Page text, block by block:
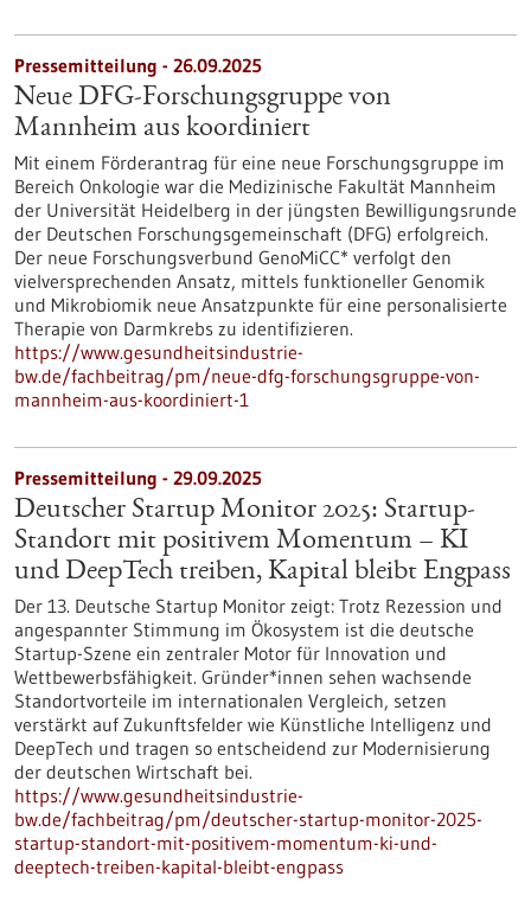
Pressemitteilung - 26.09.2025
Neue DFG-Forschungsgruppe von
Mannheim aus koordiniert
Mit einem Förderantrag für eine neue Forschungsgruppe im
Bereich Onkologie war die Medizinische Fakultät Mannheim
der Universität Heidelberg in der jüngsten Bewilligungsrunde
der Deutschen Forschungsgemeinschaft (DFG) erfolgreich.
Der neue Forschungsverbund GenoMiCC* verfolgt den
vielversprechenden Ansatz, mittels funktioneller Genomik
und Mikrobiomik neue Ansatzpunkte für eine personalisierte
Therapie von Darmkrebs zu identifizieren.
https://www.gesundheitsindustrie-
bw.de/fachbeitrag/pm/neue-dfg-forschungsgruppe-von-
mannheim-aus-koordiniert-1
Pressemitteilung - 29.09.2025
Deutscher Startup Monitor 2025: Startup-
Standort mit positivem Momentum – KI
und DeepTech treiben, Kapital bleibt Engpass
Der 13. Deutsche Startup Monitor zeigt: Trotz Rezession und
angespannter Stimmung im Ökosystem ist die deutsche
Startup-Szene ein zentraler Motor für Innovation und
Wettbewerbsfähigkeit. Gründer*innen sehen wachsende
Standortvorteile im internationalen Vergleich, setzen
verstärkt auf Zukunftsfelder wie Künstliche Intelligenz und
DeepTech und tragen so entscheidend zur Modernisierung
der deutschen Wirtschaft bei.
https://www.gesundheitsindustrie-
bw.de/fachbeitrag/pm/deutscher-startup-monitor-2025-
startup-standort-mit-positivem-momentum-ki-und-
deeptech-treiben-kapital-bleibt-engpass